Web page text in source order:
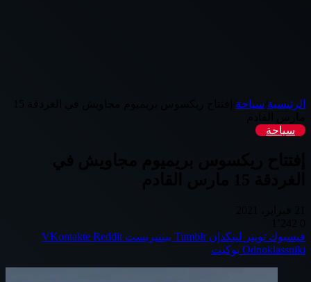
الرئيسية سياحة
سياحة
فيسبوك تويتر لينكدإن بينتيريست
Odnoklassniki بوكيت